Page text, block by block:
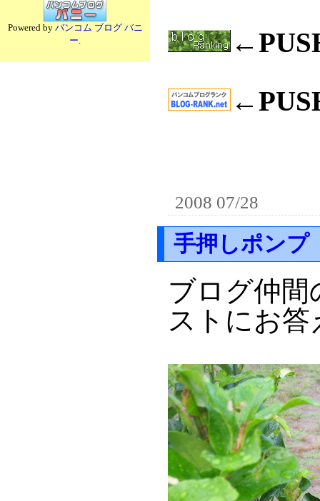
Powered by バンコム ブログ バニ
ー.
2008 07/28
手押しポンプ
ブログ仲
ストにお